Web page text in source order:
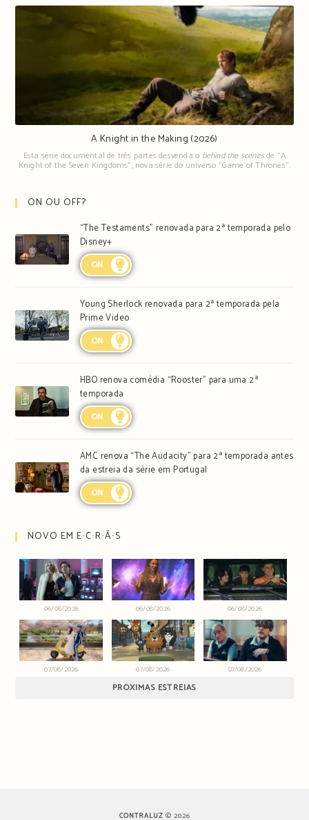
A Knight in the Making (2026)
Esta série documental de três partes desvenda o behind the scenesde "A
Knight of the Seven Kingdoms", nova série do universo "Game of Thrones".
ON OU OFF?
“The Testaments” renovada para 2ª temporada pelo
Disney+
ON
Young Sherlock renovada para 2ª temporada pela
Prime Video
ON
HBO renova comédia “Rooster” para uma 2ª
temporada
ON
AMC renova “The Audacity” para 2ª temporada antes
da estreia da série em Portugal
ON
NOVO EM E∙C∙R∙Ã∙S
06/08/2026 06/08/2026 06/08/2026
07/08/2026 07/08/2026 07/08/2026
PRÓXIMAS ESTREIAS
CONTRALUZ © 2026